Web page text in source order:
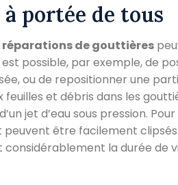
portée de tous
réparations de gouttières
possible, par exemple, de
ou de repositionner une
feuilles et débris dans les
jet d’eau sous pression.
être facilement
la durée de